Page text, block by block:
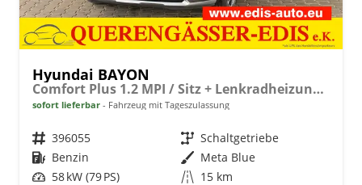
Hyundai BAYON
Comfort Plus 1.2 MPI / Sitz + Lenkradheizung PDC V&H Kamera LED Tempomat Keyless Alu 16"
sofort lieferbar Fahrzeug mit Tageszulassung
Fahrzeugnr. 396055 Getriebe Schaltgetriebe
Kraftstoff Benzin Außenfarbe Meta Blue
Leistung 58 kW (79 PS) Kilometerstand 15 km